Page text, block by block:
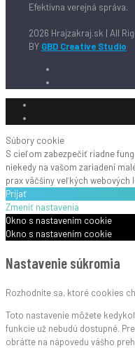
Efektívna verejná správa.
2026 Hrajzakraj.sk | All
BY GBD Creative Studio
Súbory cookie
S cieľom zabezpečiť riadne
niekedy na vašom zariadení
prax väčšiny veľkých webových
Prijať
Zmeniť nastavenia
Okno s nastavením cookie
Okno s nastavením cookie
Nastavenie súkromia
Rozhodnite sa, ktoré cookies
Toto nastavenie môžete
funkcie už nebudú dostupné.
obráťte na nápovedu vášho